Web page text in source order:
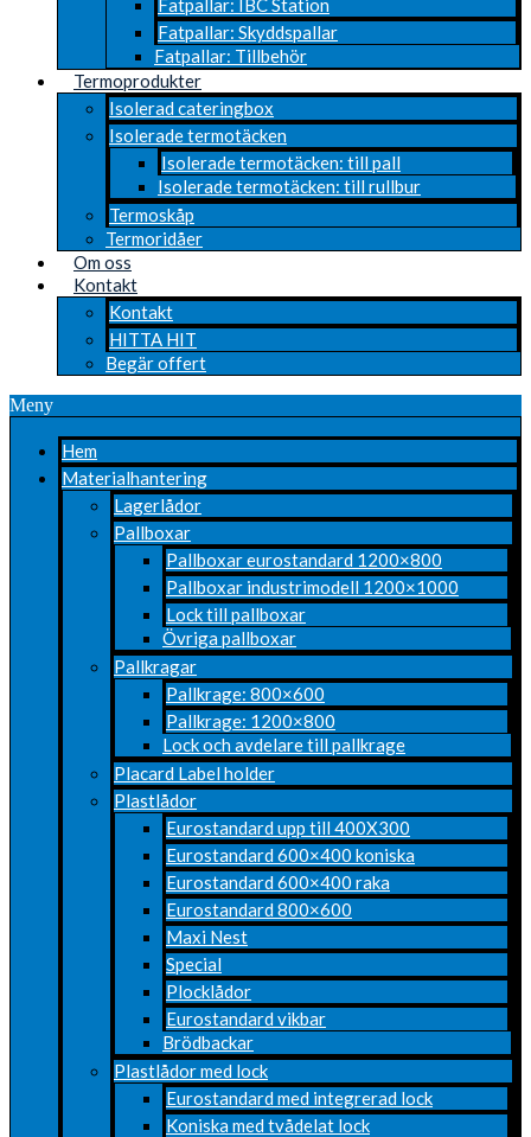
Fatpallar: IBC Station
Fatpallar: Skyddspallar
Fatpallar: Tillbehör
Termoprodukter
Isolerad cateringbox
Isolerade termotäcken
Isolerade termotäcken: till pall
Isolerade termotäcken: till rullbur
Termoskåp
Termoridåer
Om oss
Kontakt
Kontakt
HITTA HIT
Begär offert
Meny
Hem
Materialhantering
Lagerlådor
Pallboxar
Pallboxar eurostandard 1200×800
Pallboxar industrimodell 1200×1000
Lock till pallboxar
Övriga pallboxar
Pallkragar
Pallkrage: 800×600
Pallkrage: 1200×800
Lock och avdelare till pallkrage
Placard Label holder
Plastlådor
Eurostandard upp till 400X300
Eurostandard 600×400 koniska
Eurostandard 600×400 raka
Eurostandard 800×600
Maxi Nest
Special
Plocklådor
Eurostandard vikbar
Brödbackar
Plastlådor med lock
Eurostandard med integrerad lock
Koniska med tvådelat lock